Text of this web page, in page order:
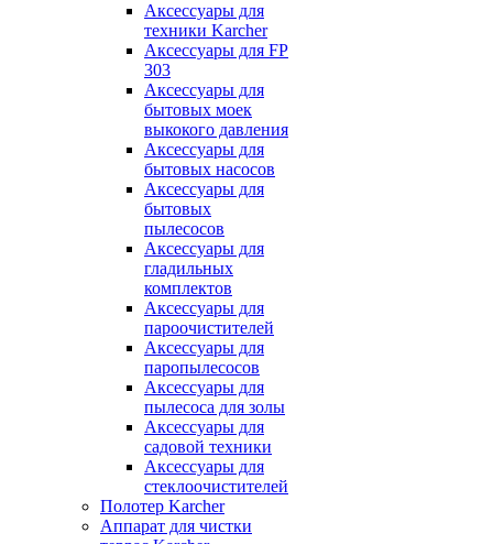
Аксессуары для
техники Karcher
Аксессуары для FP
303
Аксессуары для
бытовых моек
выкокого давления
Аксессуары для
бытовых насосов
Аксессуары для
бытовых
пылесосов
Аксессуары для
гладильных
комплектов
Аксессуары для
пароочистителей
Аксессуары для
паропылесосов
Аксессуары для
пылесоса для золы
Аксессуары для
садовой техники
Аксессуары для
стеклоочистителей
Полотер Karcher
Аппарат для чистки